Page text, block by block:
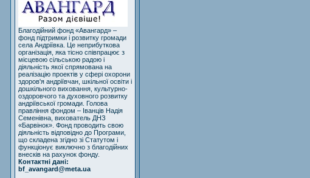
Благодійний фонд «Авангард» –
фонд підтримки і розвитку громади
села Андріївка. Це неприбуткова
організація, яка тісно співпрацює з
місцевою сільською радою і
діяльність якої спрямована на
реалізацію проектів у сфері охорони
здоров'я андріївчан, шкільної освіти і
дошкільного виховання, культурно-
оздоровчого та духовного розвитку
андріївської громади. Голова
правління фондом – Іванців Надія
Семенівна, вихователь ДНЗ
«Барвінок». Фонд проводить свою
діяльність відповідно до Програми,
що складена згідно зі Статутом і
функціонує виключно з благодійних
внесків на рахунок фонду.
Контактні дані:
bf_avangard@meta.ua